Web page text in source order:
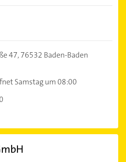
47,76532 Baden-Baden
Samstag um 08:00